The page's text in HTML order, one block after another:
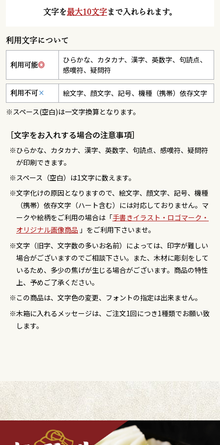
文字を最大10文字まで入れられます。
利用文字について
利用可能◎
ひらかな、カタカナ、漢字、英数字、句読点、
感嘆符、疑問符
利用不可 ×
絵文字、顔文字、記号、機種（携帯）依存文字
※スペース(空白)は一文字換算となります。
［文字をお入れする場合の注意事項］
ひらかな、カタカナ、漢字、英数字、句読点、感嘆符、疑問符
が印刷できます。
スペース（空白）は1文字に数えます。
文字化けの原因となりますので、絵文字、顔文字、記号、機種
（携帯）依存文字（ハート含む）には対応しておりません。マ
ークや絵柄をご利用の場合は「手書きイラスト・ロゴマーク・
オリジナル画像商品 」をご利用下さいませ。
文字（旧字、文字数の多いお名前）によっては、印字が難しい
場合がございますのでご相談下さい。また、木材に彫刻をして
いるため、多少の焦げが生じる場合がございます。商品の特性
上、予めご了承ください。
この商品は、文字色の変更、フォントの指定は出来ません。
木箱に入れるメッセージは、ご注文1回につき1種類でお願い致
します。